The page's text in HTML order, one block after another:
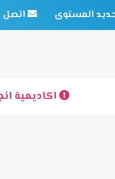
المستوى اتصل
اكاديمية